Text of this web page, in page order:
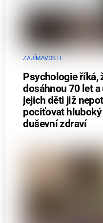
ZAJÍMAVOSTI
Psychologie říká,
dosáhnou 70 let
jejich děti již
pociťovat hluboký
duševní zdraví